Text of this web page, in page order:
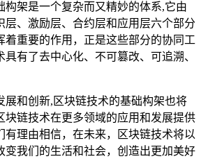
构架是一个复杂而又精妙的体系,它由
层、激励层、合约层和应用层六个部分
着重要的作用，正是这些部分的协同工
有了去中心化、不可篡改、可追溯、
展和创新,区块链技术的基础构架也将
块链技术在更多领域的应用和发展提供
有理由相信，在未来，区块链技术将以
变我们的生活和社会，创造出更加美好